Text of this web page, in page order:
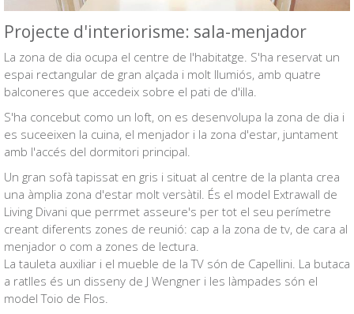
Projecte d'interiorisme: sala-menjador
La zona de dia ocupa el centre de l'habitatge. S'ha reservat un
espai rectangular de gran alçada i molt llumiós, amb quatre
balconeres que accedeix sobre el pati de d'illa.
S'ha concebut como un loft, on es desenvolupa la zona de dia i
es suceeixen la cuina, el menjador i la zona d'estar, juntament
amb l'accés del dormitori principal.
Un gran sofà tapissat en gris i situat al centre de la planta crea
una àmplia zona d'estar molt versàtil. És el model Extrawall de
Living Divani que perrmet asseure's per tot el seu perímetre
creant diferents zones de reunió: cap a la zona de tv, de cara al
menjador o com a zones de lectura.
La tauleta auxiliar i el mueble de la TV són de Capellini. La butaca
a ratlles és un disseny de J Wengner i les làmpades són el
model Toio de Flos.